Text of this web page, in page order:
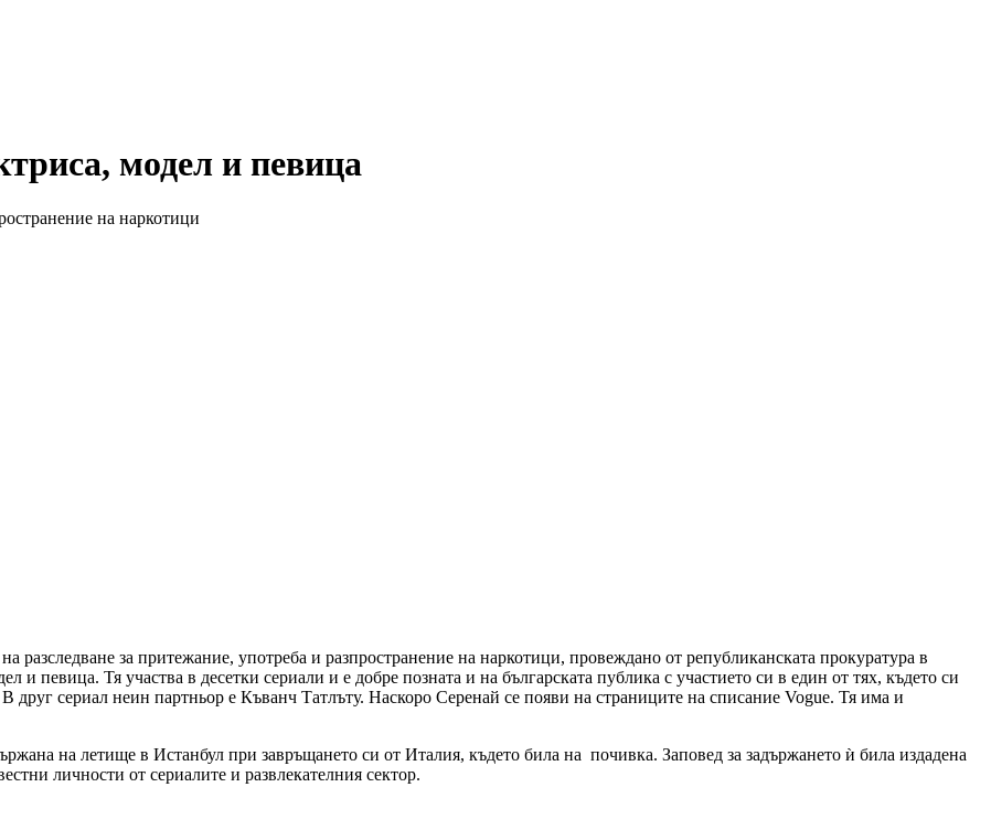
модел и певица
на наркотици
разследване за притежание, употреба и разпространение на наркотици, провеждано от републиканската прокуратура в
и певица. Тя участва в десетки сериали и е добре позната и на българската публика с участието си в един от тях, където си
друг сериал неин партньор е Къванч Татлъту. Наскоро Серенай се появи на страниците на списание Vogue. Тя има и
на летище в Истанбул при завръщането си от Италия, където била на почивка. Заповед за задържането ѝ била издадена
личности от сериалите и развлекателния сектор.